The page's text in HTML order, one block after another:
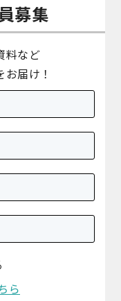
募集
料など
届け！
ら